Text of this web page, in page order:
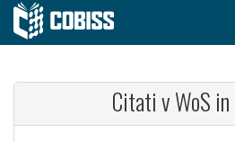
Citati v WoS in